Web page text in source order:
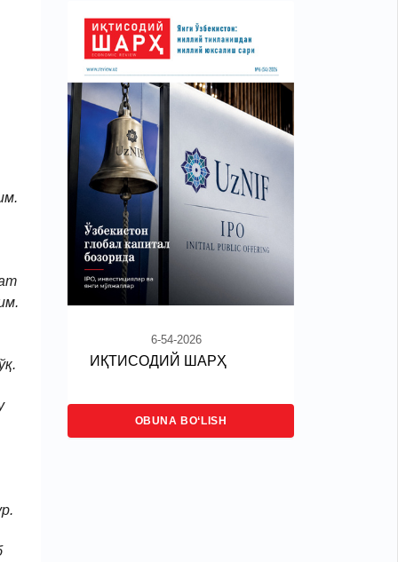
6-54-2026
ИҚТИСОДИЙ ШАРҲ
OBUNA BO‘LISH